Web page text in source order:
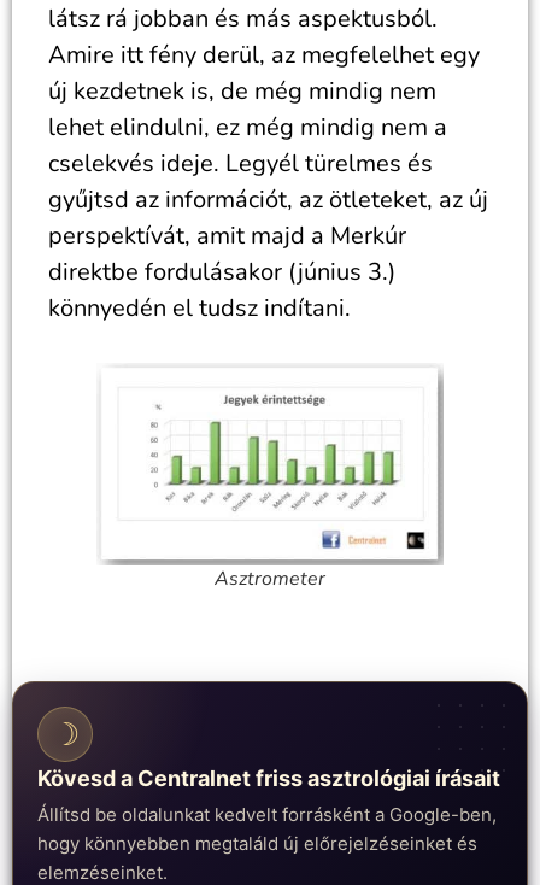
látsz rá jobban és más aspektusból.
Amire itt fény derül, az megfelelhet egy
új kezdetnek is, de még mindig nem
lehet elindulni, ez még mindig nem a
cselekvés ideje. Legyél türelmes és
gyűjtsd az információt, az ötleteket, az új
perspektívát, amit majd a Merkúr
direktbe fordulásakor (június 3.)
könnyedén el tudsz indítani.
Asztrometer
☽
Kövesd a Centralnet friss asztrológiai írásait
Állítsd be oldalunkat kedvelt forrásként a Google-ben,
hogy könnyebben megtaláld új előrejelzéseinket és
elemzéseinket.